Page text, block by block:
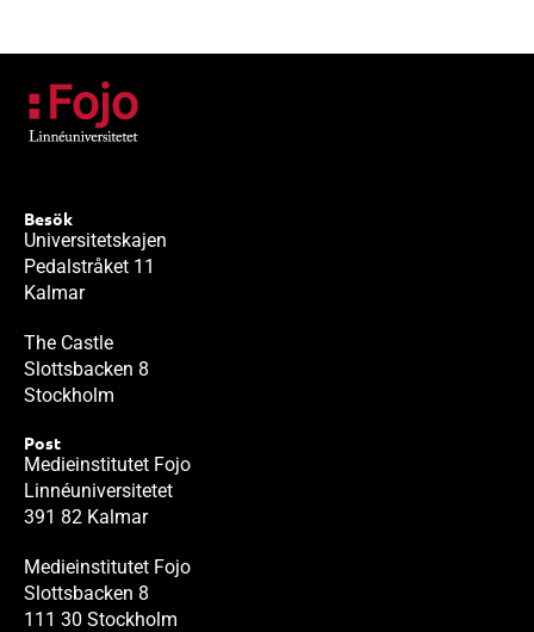
Besök
Universitetskajen
Pedalstråket 11
Kalmar
The Castle
Slottsbacken 8
Stockholm
Post
Medieinstitutet Fojo
Linnéuniversitetet
391 82 Kalmar
Medieinstitutet Fojo
Slottsbacken 8
111 30 Stockholm